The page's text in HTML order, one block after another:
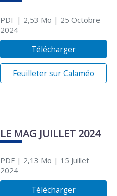
PDF| 2,53 Mo | 25 Octobre
2024
Télécharger
Feuilleter sur Calaméo
LE MAG JUILLET 2024
PDF| 2,13 Mo | 15 Juillet
2024
Télécharger